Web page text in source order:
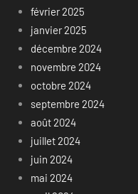
février 2025
janvier 2025
décembre 2024
novembre 2024
octobre 2024
septembre 2024
août 2024
juillet 2024
juin 2024
mai 2024